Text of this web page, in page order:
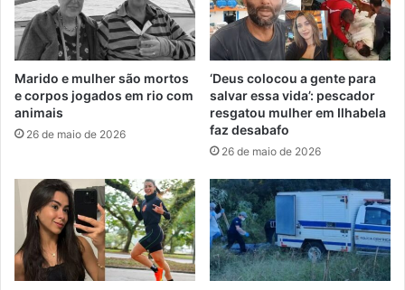
Marido e mulher são mortos
e corpos jogados em rio com
animais
26 de maio de 2026
‘Deus colocou a gente para
salvar essa vida’: pescador
resgatou mulher em Ilhabela
faz desabafo
26 de maio de 2026